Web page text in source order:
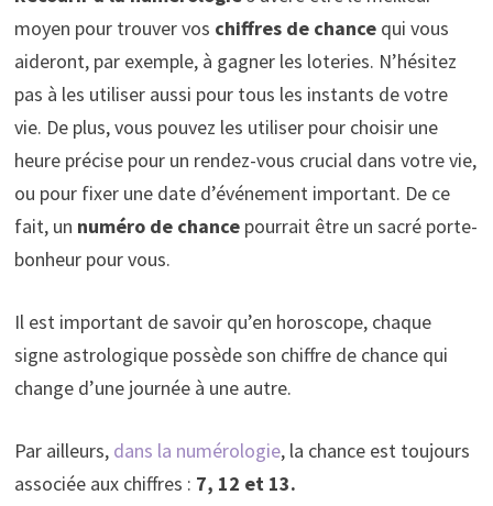
moyen pour trouver vos chiffres de chance qui vous
aideront, par exemple, à gagner les loteries. N’hésitez
pas à les utiliser aussi pour tous les instants de votre
vie. De plus, vous pouvez les utiliser pour choisir une
heure précise pour un rendez-vous crucial dans votre vie,
ou pour fixer une date d’événement important. De ce
fait, un numéro de chancepourrait être un sacré porte-
bonheur pour vous.
Il est important de savoir qu’en horoscope, chaque
signe astrologique possède son chiffre de chance qui
change d’une journée à une autre.
Par ailleurs, dans la numérologie, la chance est toujours
associée aux chiffres : 7, 12 et 13.